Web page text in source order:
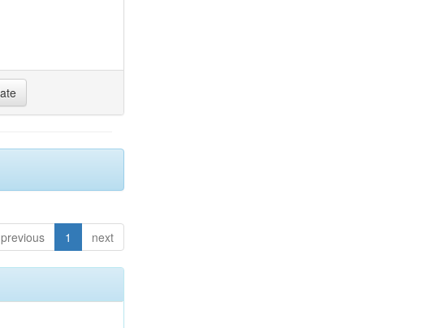
previous 1 next